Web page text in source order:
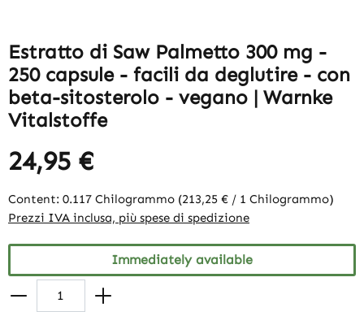
Estratto di Saw Palmetto 300 mg -
250 capsule - facili da deglutire - con
beta-sitosterolo - vegano | Warnke
Vitalstoffe
24,95 €
Content: 0.117 Chilogrammo (213,25 € / 1 Chilogrammo)
Prezzi IVA inclusa, più spese di spedizione
Immediately available